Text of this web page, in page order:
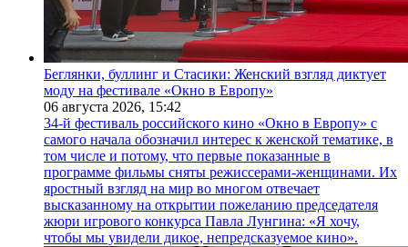
Беглянки, буллинг и Стасики: Женский взгляд диктует
моду на фестивале «Окно в Европу»
06 августа 2026, 15:42
34-й фестиваль российского кино «Окно в Европу» с
самого начала обозначил интерес к женской тематике, в
том числе и потому, что первые показанные в
программе фильмы сняты режиссерами-женщинами. Их
яростный взгляд на мир во многом отвечает
высказанному на открытии пожеланию председателя
жюри игрового конкурса Павла Лунгина: «Я хочу,
чтобы мы увидели дикое, непредсказуемое кино».